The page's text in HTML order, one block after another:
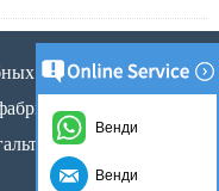
платьев, оптовые
по производству
и лента для глаз
Венди
Венди